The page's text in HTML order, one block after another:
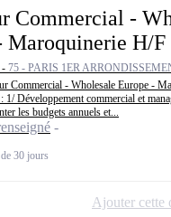
Commercial -
Maroquinerie H/F
- 75 - PARIS 1ER
Commercial - Wholesale Europe -
Développement commercial et
les budgets annuels et...
30 jours
Ajouter cette